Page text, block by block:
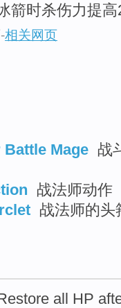
箭时杀伤力提
-相关网页
Mage 战
战法师动作
战法师的头
all HP